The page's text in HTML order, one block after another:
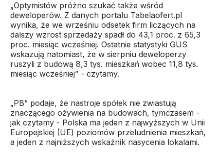
„Optymistów próżno szukać także wśród
deweloperów. Z danych portalu Tabelaofert.pl
wynika, że we wrześniu odsetek firm liczących na
dalszy wzrost sprzedaży spadł do 43,1 proc. z 65,3
proc. miesiąc wcześniej. Ostatnie statystyki GUS
wskazują natomiast, że w sierpniu deweloperzy
ruszyli z budową 8,3 tys. mieszkań wobec 11,8 tys.
miesiąc wcześniej” - czytamy.
„PB” podaje, że nastroje spółek nie zwiastują
znaczącego ożywienia na budowach, tymczasem -
jak czytamy - Polska ma jeden z najwyższych w Unii
Europejskiej (UE) poziomów przeludnienia mieszkań,
a jeden z najniższych wskaźnik nasycenia lokalami.